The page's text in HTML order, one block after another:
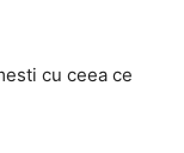
cu ceea ce